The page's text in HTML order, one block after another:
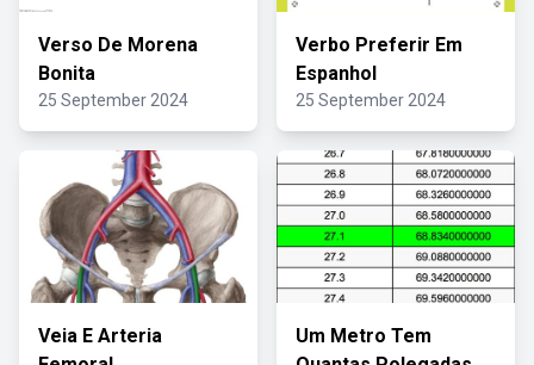
Verso De Morena
Bonita
25 September 2024
Verbo Preferir Em
Espanhol
25 September 2024
Veia E Arteria
Um Metro Tem